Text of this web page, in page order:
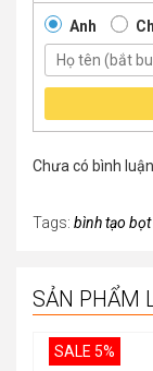
Anh
Chưa có bình
Tags: bình tạo
SẢN PHẨM
SALE 5%